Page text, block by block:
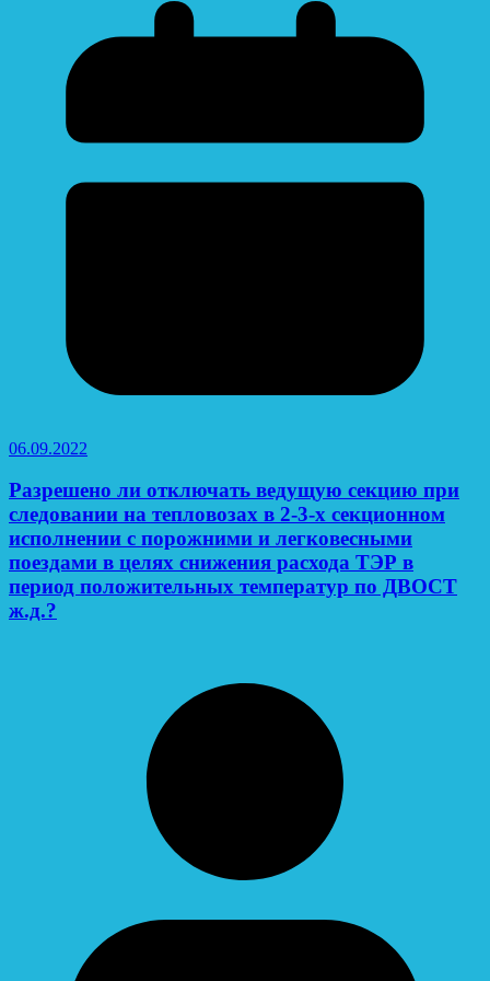
06.09.2022
Разрешено ли отключать ведущую секцию при
следовании на тепловозах в 2-3-х секционном
исполнении с порожними и легковесными
поездами в целях снижения расхода ТЭР в
период положительных температур по ДВОСТ
ж.д.?